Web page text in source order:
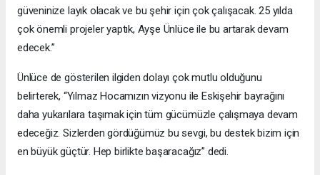
güveninize layık olacak ve bu şehir için çok çalışacak. 25 yılda
çok önemli projeler yaptık, Ayşe Ünlüce ile bu artarak devam
edecek.”
Ünlüce de gösterilen ilgiden dolayı çok mutlu olduğunu
belirterek, “Yılmaz Hocamızın vizyonu ile Eskişehir bayrağını
daha yukarılara taşımak için tüm gücümüzle çalışmaya devam
edeceğiz. Sizlerden gördüğümüz bu sevgi, bu destek bizim için
en büyük güçtür. Hep birlikte başaracağız” dedi.